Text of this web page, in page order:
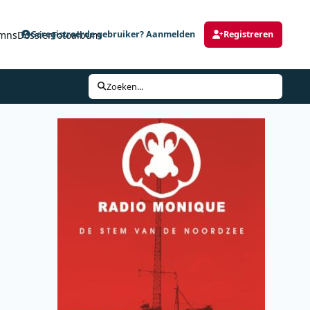
DossierFotoalbum
Geregistreerde gebruiker? Aanmelden Registreren
Zoeken...